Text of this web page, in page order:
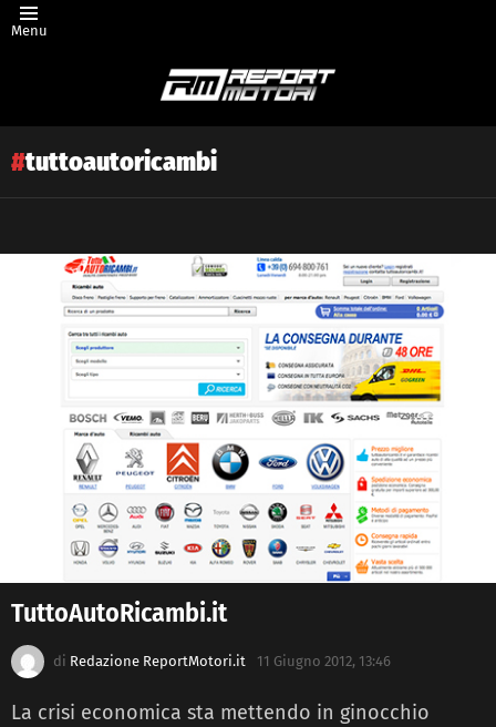
Menu
tuttoautoricambi
Latest
TuttoAutoRicambi.it
di Redazione ReportMotori.it 11 Giugno 2012, 13:46
La crisi economica sta mettendo in ginocchio